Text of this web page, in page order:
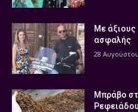
Με άξιους
ασφαλής
28
Μπράβο